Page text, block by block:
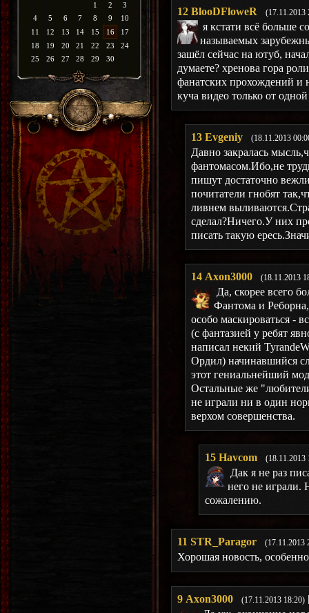
1
2
3
4
5 6 7 8 9
10
11
12 13 14 15 16
17
18
19 20 21 22 23
24
25
26 27 28 29 30
12 BlooDFloweR (17.11.2013
я кстати всё больше
называемых
зашёл сейчас на ютуб,
думаете? хренова гора
фанатских прохождений и
куча видео только от
13 Evgeniy (18.11.2013
Давно закралась
фантомасом.Ибо,не
пишут достаточно
почитатели гнобят
ливнем
сделал?Ничего.У них
писать такую
14 Axon3000 (18.11.2013
Да, скорее всего
Фантома и
особо маскироваться -
(с фантазией у ребят
написал некий
Ордил) начинавшийся
этот гениальнейший
Остальные же
не играли ни в один
верхом совершенства.
15 Havcom (18.11.2013
Дак я не раз
него не играли.
сожалению.
11 STR_Paragor (17.11.2013
Хорошая новость,
9 Axon3000 (17.11.2013 18:20)